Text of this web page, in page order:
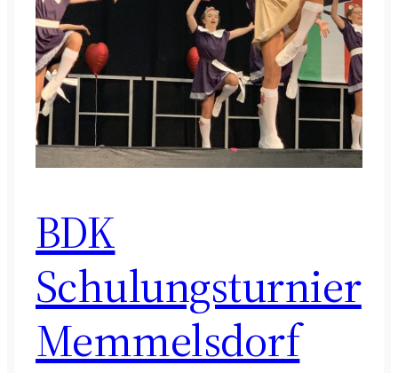
BDK
Schulungsturnier
Memmelsdorf